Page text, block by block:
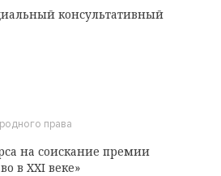
консультативный
права
на соискание премии
в XXI веке»